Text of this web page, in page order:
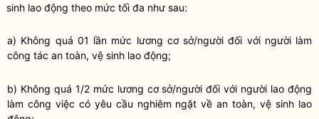
sinh lao động theo mức tối đa như sau:
a) Không quá 01 lần mức lương cơ sở/người đối với người làm
công tác an toàn, vệ sinh lao động;
b) Không quá 1/2 mức lương cơ sở/người đối với người lao động
làm công việc có yêu cầu nghiêm ngặt về an toàn, vệ sinh lao